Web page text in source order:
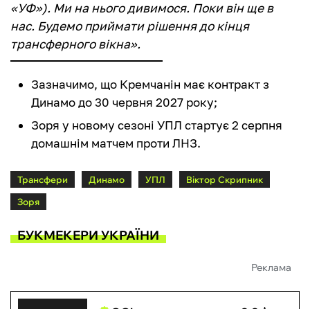
«УФ»). Ми на нього дивимося. Поки він ще в
нас. Будемо приймати рішення до кінця
трансферного вікна».
Зазначимо, що Кремчанін має контракт з
Динамо до 30 червня 2027 року;
Зоря у новому сезоні УПЛ стартує 2 серпня
домашнім матчем проти ЛНЗ.
Трансфери Динамо УПЛ
Віктор Скрипник
Зоря
БУКМЕКЕРИ УКРАЇНИ
Реклама